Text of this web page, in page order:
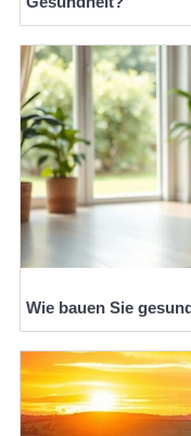
Wie bauen Sie